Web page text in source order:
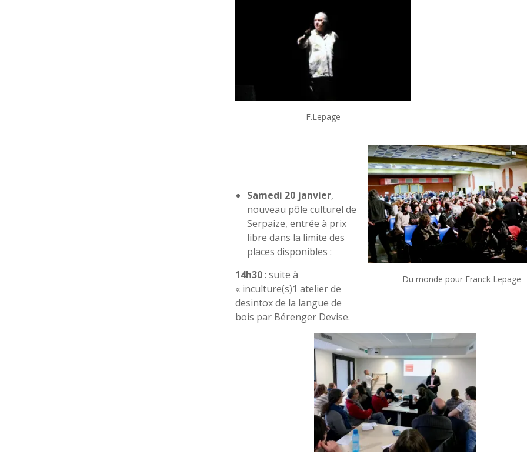
F.Lepage
Du monde pour Franck Lepage
Samedi 20 janvier,
nouveau pôle culturel de
Serpaize, entrée à prix
libre dans la limite des
places disponibles :
14h30: suite à
« inculture(s)1 atelier de
desintox de la langue de
bois par Bérenger Devise.